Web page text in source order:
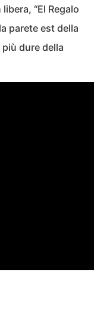
“El Regalo
parete est della
dure della